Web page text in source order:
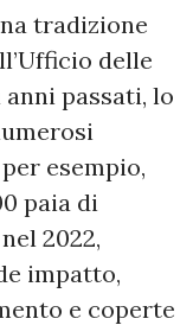
tradizione
delle
passati, lo
esempio,
paia di
2022,
impatto,
e coperte